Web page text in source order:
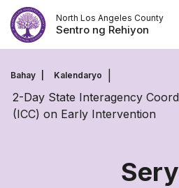
Laktawan
ang
nilalaman
North Los Angeles County
Sentro ng Rehiyon
Bahay Kalendaryo
2-Day State Interagency
(ICC) on Early Intervention